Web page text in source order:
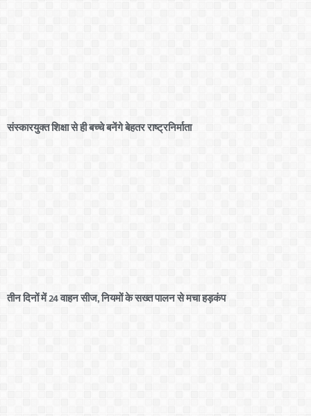
संस्कारयुक्त शिक्षा से ही बच्चे बनेंगे बेहतर राष्ट्रनिर्माता
तीन दिनों में 24 वाहन सीज, नियमों के सख्त पालन से मचा हड़कंप